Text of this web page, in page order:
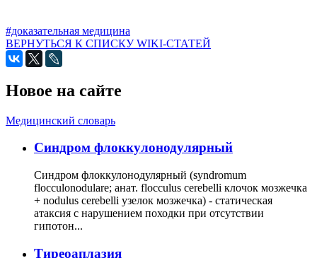
#доказательная медицина
ВЕРНУТЬСЯ К СПИСКУ WIKI-СТАТЕЙ
Новое на сайте
Медицинский словарь
Cиндром флоккулонодулярный
Синдром флоккулонодулярный (syndromum
flocculonodulare; анат. flocculus cerebelli клочок мозжечка
+ nodulus cerebelli узелок мозжечка) - статическая
атаксия с нарушением походки при отсутствии
гипотон...
Тиреоаплазия